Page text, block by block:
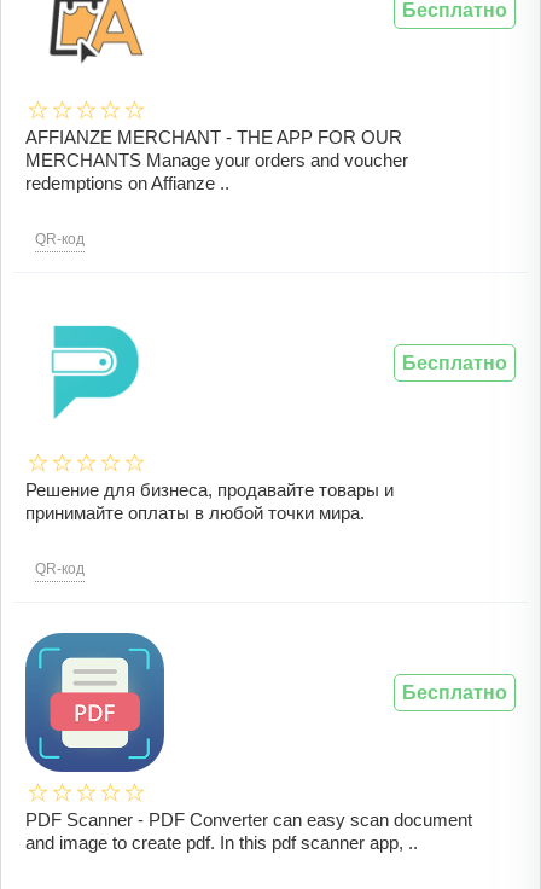
AFFIANZE MERCHANT - THE APP FOR OUR
MERCHANTS Manage your orders and voucher
redemptions on Affianze ..
QR-код
Бесплатно
Решение для бизнеса, продавайте товары и
принимайте оплаты в любой точки мира.
QR-код
Бесплатно
PDF Scanner - PDF Converter can easy scan document
and image to create pdf. In this pdf scanner app, ..
Бесплатно